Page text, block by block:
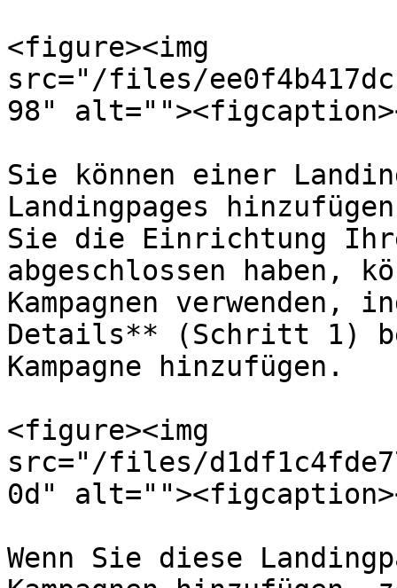
<figure><img
src="/files/
98"
Sie können einer
Landingpages
Sie die Einrichtung
abgeschlossen haben,
Kampagnen
Details** (Schritt 1)
Kampagne hinzufügen.
<figure><img
src="/files/
0d"
Wenn Sie diese